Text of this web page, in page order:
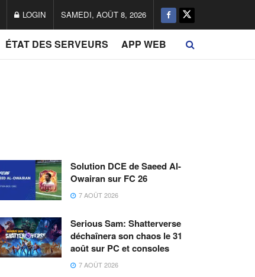
LOGIN SAMEDI, AOÛT 8, 2026
ÉTAT DES SERVEURS APP WEB
Solution DCE de Saeed Al-
Owairan sur FC 26
7 AOÛT 2026
Serious Sam: Shatterverse
déchaînera son chaos le 31
août sur PC et consoles
7 AOÛT 2026